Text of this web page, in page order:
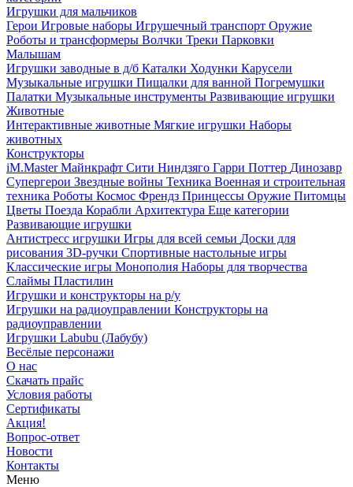
Игрушки для мальчиков
Герои Игровые наборы Игрушечный транспорт Оружие
Роботы и трансформеры Волчки Треки Парковки
Малышам
Игрушки заводные в д/б Каталки Ходунки Карусели
Музыкальные игрушки Пищалки для ванной Погремушки
Палатки Музыкальные инструменты Развивающие игрушки
Животные
Интерактивные животные Мягкие игрушки Наборы
животных
Конструкторы
iM.Master Майнкрафт Сити Ниндзяго Гарри Поттер Динозавр
Супергерои Звездные войны Техника Военная и строительная
техника Роботы Космос Френдз Принцессы Оружие Питомцы
Цветы Поезда Корабли Архитектура Еще категории
Развивающие игрушки
Антистресс игрушки Игры для всей семьи Доски для
рисования 3D-ручки Спортивные настольные игры
Классические игры Монополия Наборы для творчества
Слаймы Пластилин
Игрушки и конструкторы на р/у
Игрушки на радиоуправлении Конструкторы на
радиоуправлении
Игрушки Labubu (Лабубу)
Весёлые персонажи
О нас
Скачать прайс
Условия работы
Сертификаты
Акция!
Вопрос-ответ
Новости
Контакты
Меню